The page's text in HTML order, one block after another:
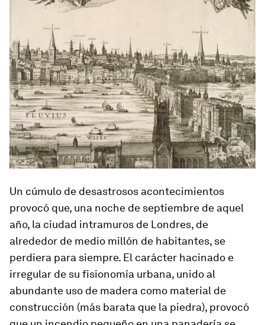
Un cúmulo de desastrosos acontecimientos
provocó que, una noche de septiembre de aquel
año, la ciudad intramuros de Londres, de
alrededor de medio millón de habitantes, se
perdiera para siempre. El carácter hacinado e
irregular de su fisionomía urbana, unido al
abundante uso de madera como material de
construcción (más barata que la piedra), provocó